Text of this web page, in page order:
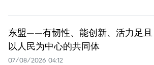
东盟——有韧性、能创新、活力足且
以人民为中心的共同体
07/08/2026 04:12